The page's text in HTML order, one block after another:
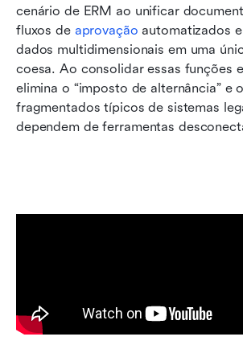
cenário de ERM ao unificar
fluxos de aprovação automatizados
dados multidimensionais em uma
coesa. Ao consolidar essas funções
elimina o “imposto de alternância” e
fragmentados típicos de sistemas
dependem de ferramentas